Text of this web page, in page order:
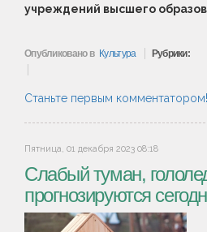
учреждений высшего
Опубликовано в Культура Рубрики:
Станьте первым комментатором!
Пятница, 01 декабря 2023 08:18
Слабый туман,
прогнозируются